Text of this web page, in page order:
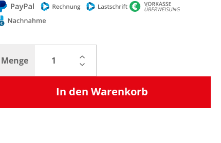
Menge
In den Warenkorb